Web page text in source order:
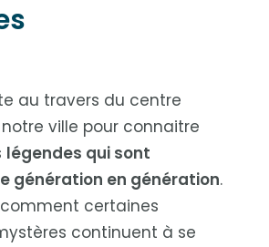
au travers du centre
ville pour connaitre
légendes qui sont
génération en génération.
certaines
continuent à se